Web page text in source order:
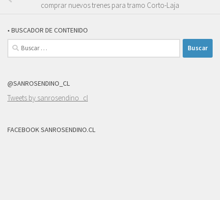
comprar nuevos trenes para tramo Corto-Laja
• BUSCADOR DE CONTENIDO
Buscar:
@SANROSENDINO_CL
Tweets by sanrosendino_cl
FACEBOOK SANROSENDINO.CL